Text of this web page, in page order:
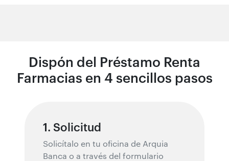
Dispón del Préstamo Renta
Farmacias en 4 sencillos pasos
1. Solicitud
Solicítalo en tu oficina de Arquia
Banca o a través del formulario